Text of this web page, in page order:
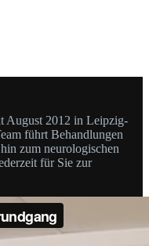
August 2012 in Leipzig-
führt Behandlungen
zum neurologischen
für Sie zur